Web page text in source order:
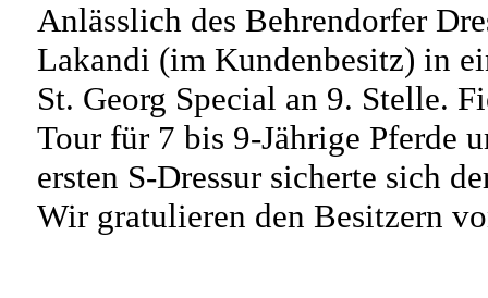
Anlässlich des Behrendorfer
Lakandi (im Kundenbesitz) in
St. Georg Special an 9. Stelle.
Tour für 7 bis 9-Jährige Pferde
ersten S-Dressur sicherte sich
Wir gratulieren den Besitzern